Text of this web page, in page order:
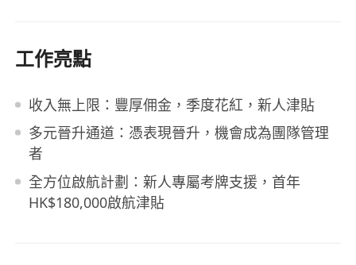
工作亮點
收入無上限：豐厚佣金，季度花紅，新人津貼
多元晉升通道：憑表現晉升，機會成為團隊管理
者
全方位啟航計劃：新人專屬考牌支援，首年
HK$180,000啟航津貼